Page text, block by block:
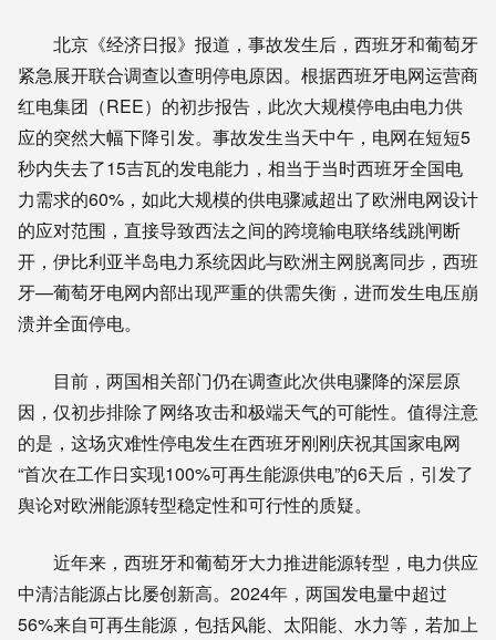
北京《经济日报》报道，事故发生后，西班牙和葡萄牙
紧急展开联合调查以查明停电原因。根据西班牙电网运营商
红电集团（REE）的初步报告，此次大规模停电由电力供
应的突然大幅下降引发。事故发生当天中午，电网在短短5
秒内失去了15吉瓦的发电能力，相当于当时西班牙全国电
力需求的60%，如此大规模的供电骤减超出了欧洲电网设计
的应对范围，直接导致西法之间的跨境输电联络线跳闸断
开，伊比利亚半岛电力系统因此与欧洲主网脱离同步，西班
牙—葡萄牙电网内部出现严重的供需失衡，进而发生电压崩
溃并全面停电。
目前，两国相关部门仍在调查此次供电骤降的深层原
因，仅初步排除了网络攻击和极端天气的可能性。值得注意
的是，这场灾难性停电发生在西班牙刚刚庆祝其国家电网
“首次在工作日实现100%可再生能源供电”的6天后，引发了
舆论对欧洲能源转型稳定性和可行性的质疑。
近年来，西班牙和葡萄牙大力推进能源转型，电力供应
中清洁能源占比屡创新高。2024年，两国发电量中超过
56%来自可再生能源，包括风能、太阳能、水力等，若加上